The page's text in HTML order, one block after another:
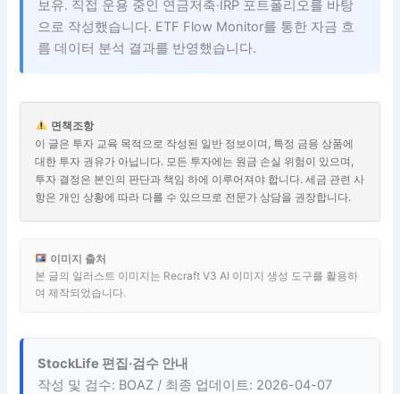
보유. 직접 운용 중인 연금저축·IRP 포트폴리오를 바탕
으로 작성했습니다. ETF Flow Monitor를 통한 자금 흐
름 데이터 분석 결과를 반영했습니다.
면책조항
이 글은 투자 교육 목적으로 작성된 일반 정보이며, 특정 금융 상품에
대한 투자 권유가 아닙니다. 모든 투자에는 원금 손실 위험이 있으며,
투자 결정은 본인의 판단과 책임 하에 이루어져야 합니다. 세금 관련 사
항은 개인 상황에 따라 다를 수 있으므로 전문가 상담을 권장합니다.
이미지 출처
본 글의 일러스트 이미지는 Recraft V3 AI 이미지 생성 도구를 활용하
여 제작되었습니다.
StockLife 편집·검수 안내
작성 및 검수: BOAZ / 최종 업데이트: 2026-04-07